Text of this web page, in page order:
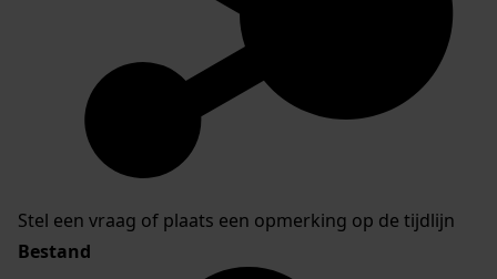
Stel een vraag of plaats een opmerking op de tijdlijn
Bestand